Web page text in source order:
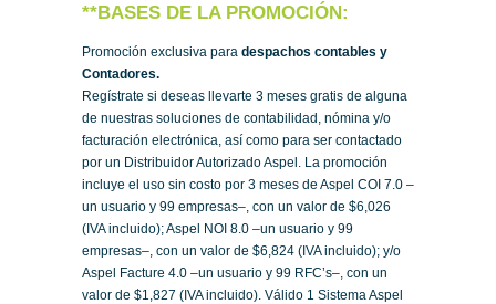
**BASES DE LA PROMOCIÓN:
Promoción exclusiva para despachos contables y
Contadores.
Regístrate si deseas llevarte 3 meses gratis de alguna
de nuestras soluciones de contabilidad, nómina y/o
facturación electrónica, así como para ser contactado
por un Distribuidor Autorizado Aspel. La promoción
incluye el uso sin costo por 3 meses de Aspel COI 7.0 –
un usuario y 99 empresas–, con un valor de $6,026
(IVA incluido); Aspel NOI 8.0 –un usuario y 99
empresas–, con un valor de $6,824 (IVA incluido); y/o
Aspel Facture 4.0 –un usuario y 99 RFC’s–, con un
valor de $1,827 (IVA incluido). Válido 1 Sistema Aspel